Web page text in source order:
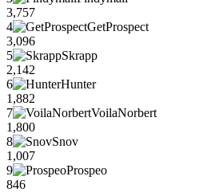
3,757
4
GetProspect
3,096
5
Skrapp
2,142
6
Hunter
1,882
7
VoilaNorbert
1,800
8
Snov
1,007
9
Prospeo
846